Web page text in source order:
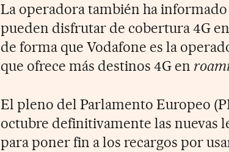
La operadora también ha informado
pueden disfrutar de cobertura 4G
de forma que Vodafone es la
que ofrece más destinos 4G en
El pleno del Parlamento Europeo
octubre definitivamente las nuevas
para poner fin a los recargos por